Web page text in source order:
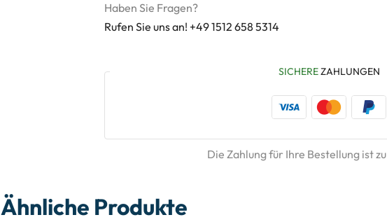
Haben Sie Fragen?
Rufen Sie uns an! +49 1512 658 5314
SICHEREZAHLUNGEN
Die Zahlung für Ihre Bestellung ist zu
Ähnliche Produkte